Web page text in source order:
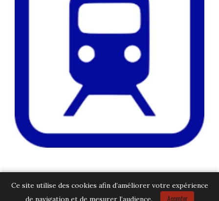
Ce site utilise des cookies afin d’améliorer votre expérience
de navigation et de mesurer l’audience.
Accepter